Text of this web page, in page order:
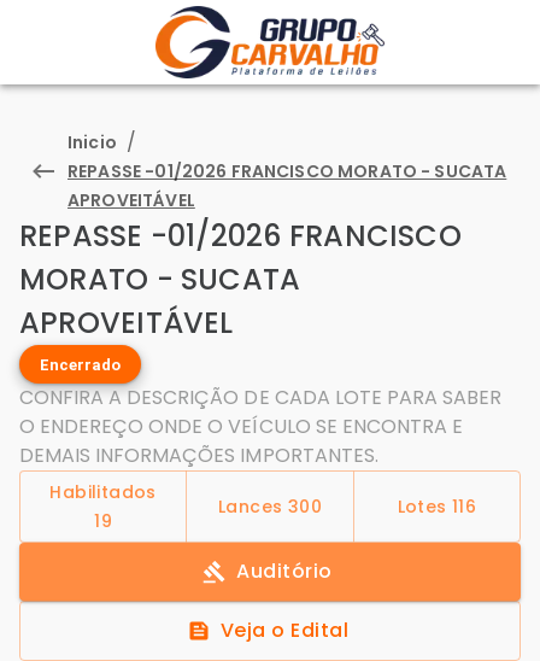
Inicio /
REPASSE -01/2026 FRANCISCO MORATO - SUCATA
APROVEITÁVEL
REPASSE -01/2026 FRANCISCO
MORATO - SUCATA
APROVEITÁVEL
Encerrado
CONFIRA A DESCRIÇÃO DE CADA LOTE PARA SABER
O ENDEREÇO ONDE O VEÍCULO SE ENCONTRA E
DEMAIS INFORMAÇÕES IMPORTANTES.
Habilitados
19
Lances 300 Lotes 116
Auditório
Veja o Edital